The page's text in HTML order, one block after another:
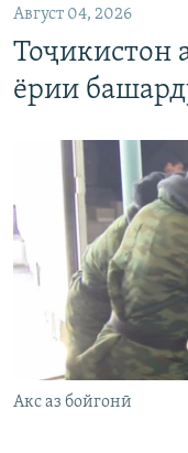
Август 04, 2026
Тоҷикистон
ёрии
Акс аз бойгонӣ